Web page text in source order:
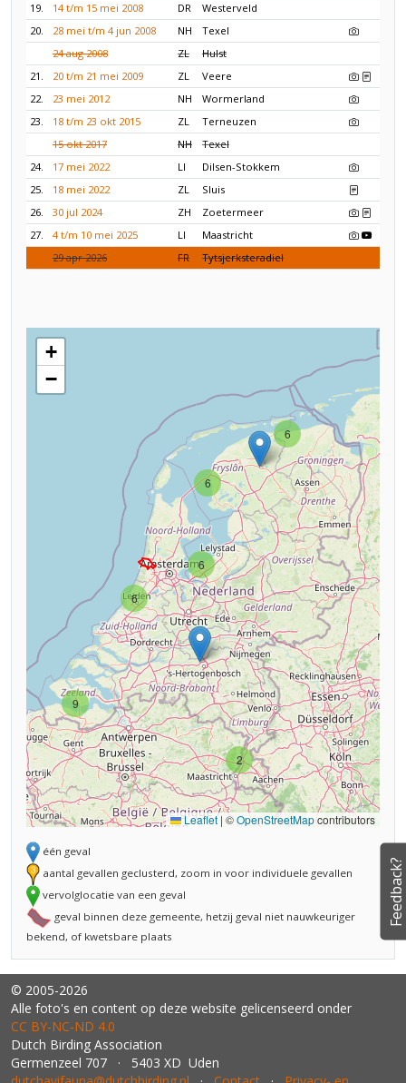
19.
14 t/m 15 mei 2008 DR
Westerveld
20.
28 mei t/m 4 jun 2008 NH
Texel
24 aug 2008
ZL
Hulst
21.
20 t/m 21 mei 2009 ZL
Veere
22.
23 mei 2012 NH
Wormerland
23.
18 t/m 23 okt 2015 ZL
Terneuzen
15 okt 2017
NH
Texel
24.
17 mei 2022 LI
Dilsen-Stokkem
25.
18 mei 2022 ZL
Sluis
26.
30 jul 2024 ZH
Zoetermeer
27.
4 t/m 10 mei 2025 LI
Maastricht
29 apr 2026
FR Tytsjerksteradiel
6
6
2
6
9
6
+
−
Leaflet | ©OpenStreetMapcontributors
één geval
aantal gevallen geclusterd, zoom in voor individuele gevallen
vervolglocatie van een geval
geval binnen deze gemeente, hetzij geval niet nauwkeuriger
bekend, of kwetsbare plaats
© 2005-2026
Alle foto's en content op deze website gelicenseerd onder
CC BY‑NC‑ND 4.0
Dutch Birding Association
Germenzeel 707 · 5403 XD Uden
Feedback?